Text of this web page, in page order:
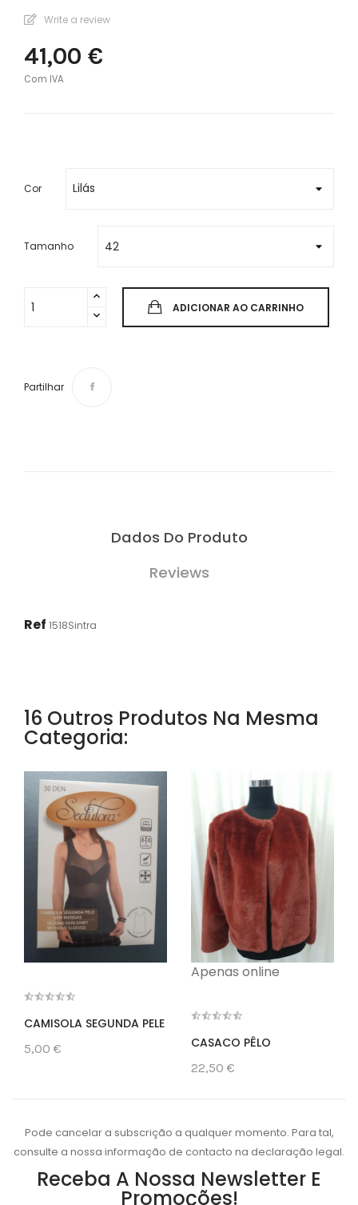
Write a review
41,00 €
Com IVA
Cor
Tamanho
ADICIONAR AO CARRINHO
Partilhar
Dados Do Produto
Reviews
Ref 1518Sintra
16 Outros Produtos Na Mesma
Categoria:
CAMISOLA SEGUNDA PELE
5,00 €
Apenas online
CASACO PÊLO
22,50 €
Pode cancelar a subscrição a qualquer momento. Para tal,
consulte a nossa informação de contacto na declaração legal.
Receba A Nossa Newsletter E
Promoções!